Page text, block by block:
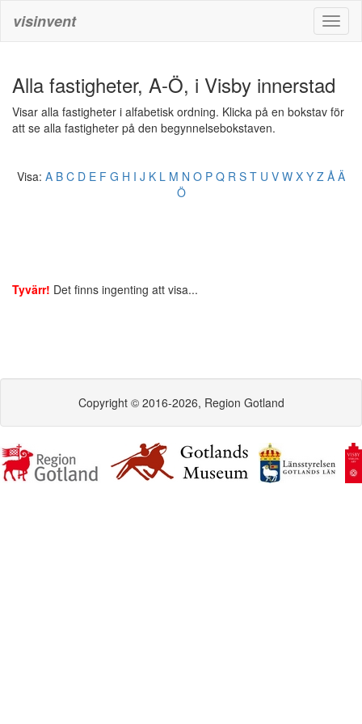
visinvent
Alla fastigheter, A-Ö, i Visby innerstad
Visar alla fastigheter i alfabetisk ordning. Klicka på en bokstav för
att se alla fastigheter på den begynnelsebokstaven.
Visa: A B C D E F G H I J K L M N O P Q R S T U V W X Y Z Å Ä
Ö
Tyvärr! Det finns ingenting att visa...
Copyright © 2016-2026, Region Gotland